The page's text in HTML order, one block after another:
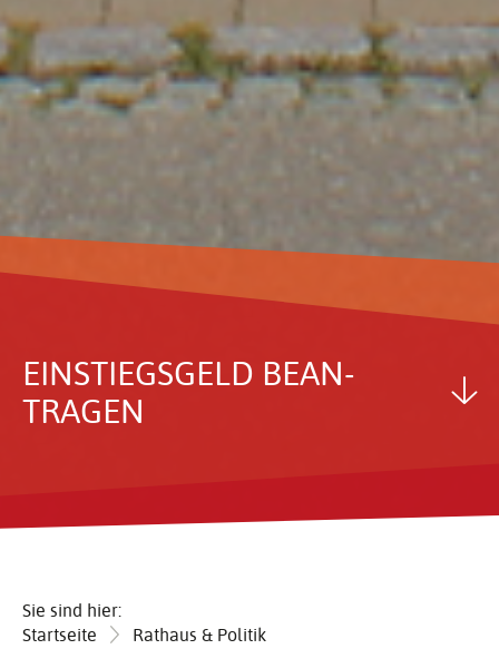
EINSTIEGS­GELD BEAN­
TRAGEN
Sie sind hier:
Startseite
Rathaus & Politik